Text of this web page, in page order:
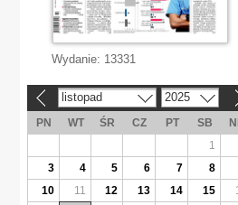
Wydanie: 13331
listopad 2025
PN WT ŚR CZ PT SB
1
3
4 5 6 7 8
10
11 12 13 14 15